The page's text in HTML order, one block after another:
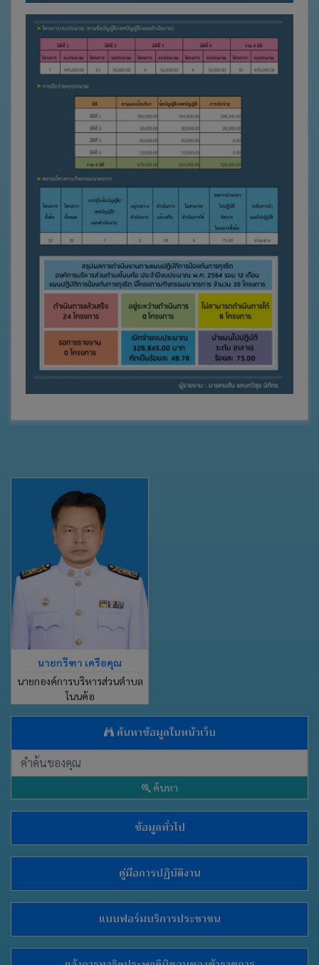
นายกรีฑา เครือคุณ
นายกองค์การบริหารส่วนตำบล
โนนค้อ
ค้นหาข้อมูลในหน้าเว็บ
ค้นหา
ข้อมูลทั่วไป
คู่มือการปฏิบัติงาน
แบบฟอร์มบริการประชาชน